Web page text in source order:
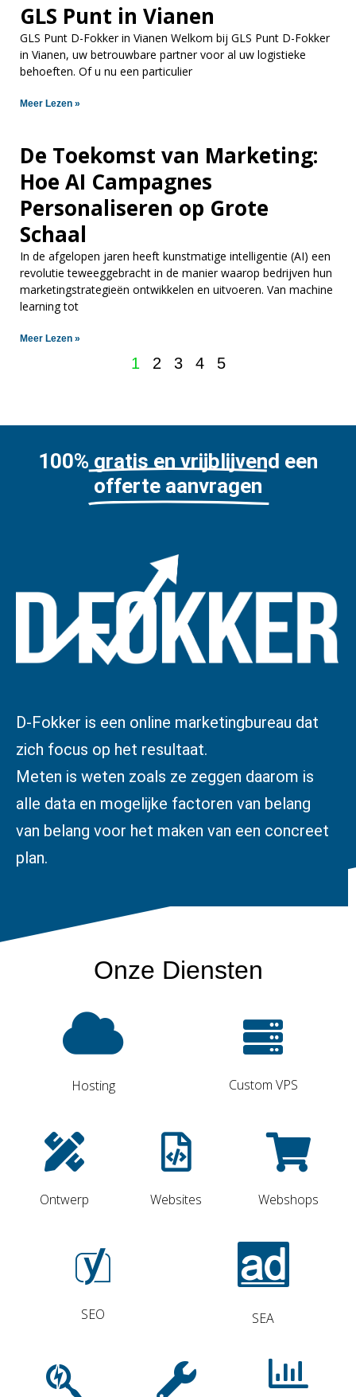
GLS Punt in Vianen
GLS Punt D-Fokker in Vianen Welkom bij GLS Punt D-Fokker
in Vianen, uw betrouwbare partner voor al uw logistieke
behoeften. Of u nu een particulier
Meer Lezen »
De Toekomst van Marketing:
Hoe AI Campagnes
Personaliseren op Grote
Schaal
In de afgelopen jaren heeft kunstmatige intelligentie (AI) een
revolutie teweeggebracht in de manier waarop bedrijven hun
marketingstrategieën ontwikkelen en uitvoeren. Van machine
learning tot
Meer Lezen »
1 2 3 4 5
100% gratis en vrijblijvend een
offerte aanvragen
D-Fokker is een online marketingbureau dat
zich focus op het resultaat.
Meten is weten zoals ze zeggen daarom is
alle data en mogelijke factoren van belang
van belang voor het maken van een concreet
plan.
Onze Diensten
Hosting Custom VPS
Ontwerp Websites Webshops
SEO SEA